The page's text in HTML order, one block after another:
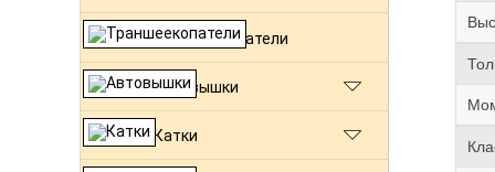
Траншеекопатели
Автовышки
Катки